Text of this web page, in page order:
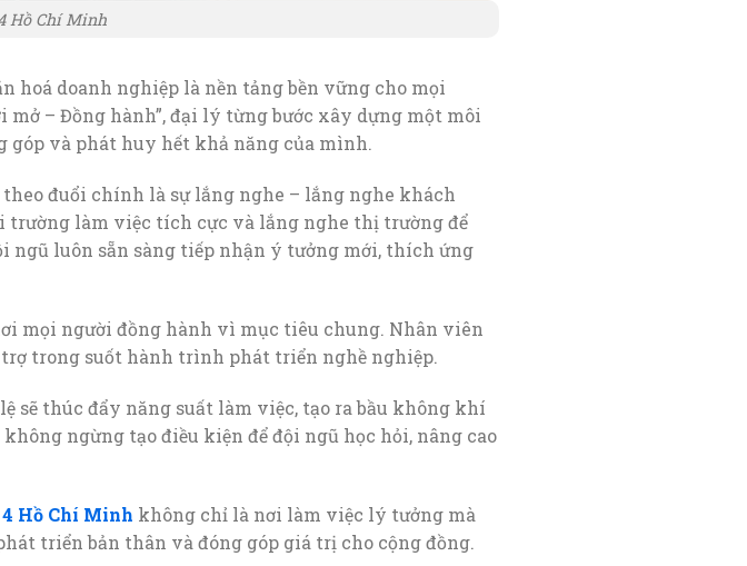
Hồ Chí Minh
hoá doanh nghiệp là nền tảng bền vững cho mọi
– Đồng hành”, đại lý từng bước xây dựng một môi
góp và phát huy hết khả năng của mình.
đuổi chính là sự lắng nghe – lắng nghe khách
trường làm việc tích cực và lắng nghe thị trường để
luôn sẵn sàng tiếp nhận ý tưởng mới, thích ứng
mọi người đồng hành vì mục tiêu chung. Nhân viên
trong suốt hành trình phát triển nghề nghiệp.
thúc đẩy năng suất làm việc, tạo ra bầu không khí
không ngừng tạo điều kiện để đội ngũ học hỏi, nâng cao
Hồ Chí Minh không chỉ là nơi làm việc lý tưởng mà
triển bản thân và đóng góp giá trị cho cộng đồng.